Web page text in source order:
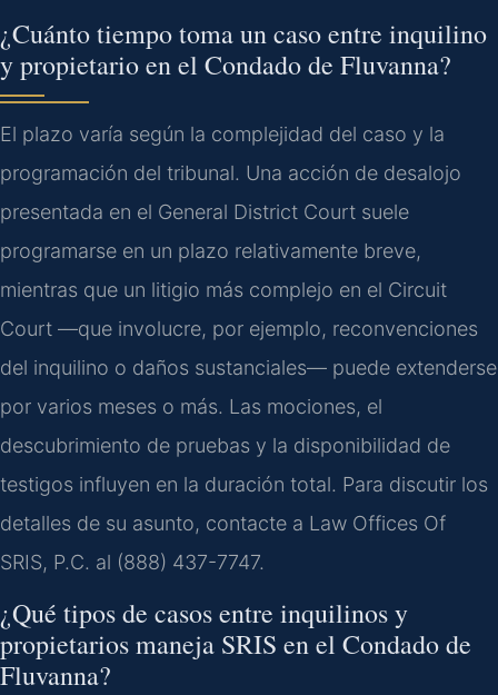
¿Cuánto tiempo toma un caso entre inquilino
y propietario en el Condado de Fluvanna?
El plazo varía según la complejidad del caso y la
programación del tribunal. Una acción de desalojo
presentada en el General District Court suele
programarse en un plazo relativamente breve,
mientras que un litigio más complejo en el Circuit
Court —que involucre, por ejemplo, reconvenciones
del inquilino o daños sustanciales— puede extenderse
por varios meses o más. Las mociones, el
descubrimiento de pruebas y la disponibilidad de
testigos influyen en la duración total. Para discutir los
detalles de su asunto, contacte a Law Offices Of
SRIS, P.C. al (888) 437-7747.
¿Qué tipos de casos entre inquilinos y
propietarios maneja SRIS en el Condado de
Fluvanna?